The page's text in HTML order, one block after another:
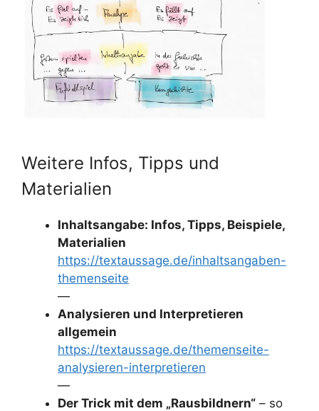
Weitere Infos, Tipps und
Materialien
Inhaltsangabe: Infos, Tipps, Beispiele,
Materialien
https://textaussage.de/inhaltsangaben-
themenseite
—
Analysieren und Interpretieren
allgemein
https://textaussage.de/themenseite-
analysieren-interpretieren
—
Der Trick mit dem „Rausbildnern“ – so